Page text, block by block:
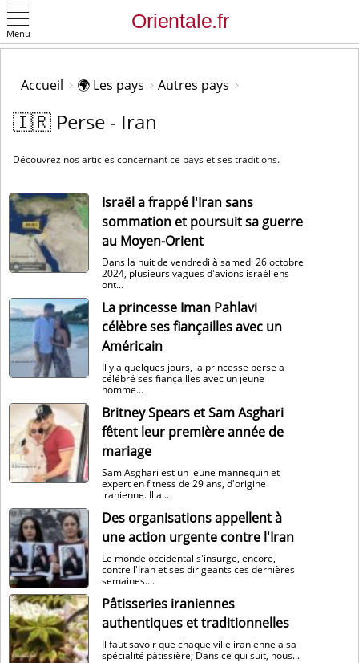
Menu
Accueil 🌍 Les pays Autres pays
🇮🇷 Perse - Iran
Découvrez nos articles concernant ce pays et ses traditions.
Israël a frappé l'Iran sans
sommation et poursuit sa guerre
au Moyen-Orient
Dans la nuit de vendredi à samedi 26 octobre
2024, plusieurs vagues d'avions israéliens
ont...
La princesse Iman Pahlavi
célèbre ses fiançailles avec un
Américain
Il y a quelques jours, la princesse perse a
célébré ses fiançailles avec un jeune
homme...
Britney Spears et Sam Asghari
fêtent leur première année de
mariage
Sam Asghari est un jeune mannequin et
expert en fitness de 29 ans, d'origine
iranienne. Il a...
Des organisations appellent à
une action urgente contre l'Iran
Le monde occidental s'insurge, encore,
contre l'Iran et ses dirigeants ces dernières
semaines....
Pâtisseries iraniennes
authentiques et traditionnelles
Il faut savoir que chaque ville iranienne a sa
spécialité pâtissière; Dans ce qui suit, nous...